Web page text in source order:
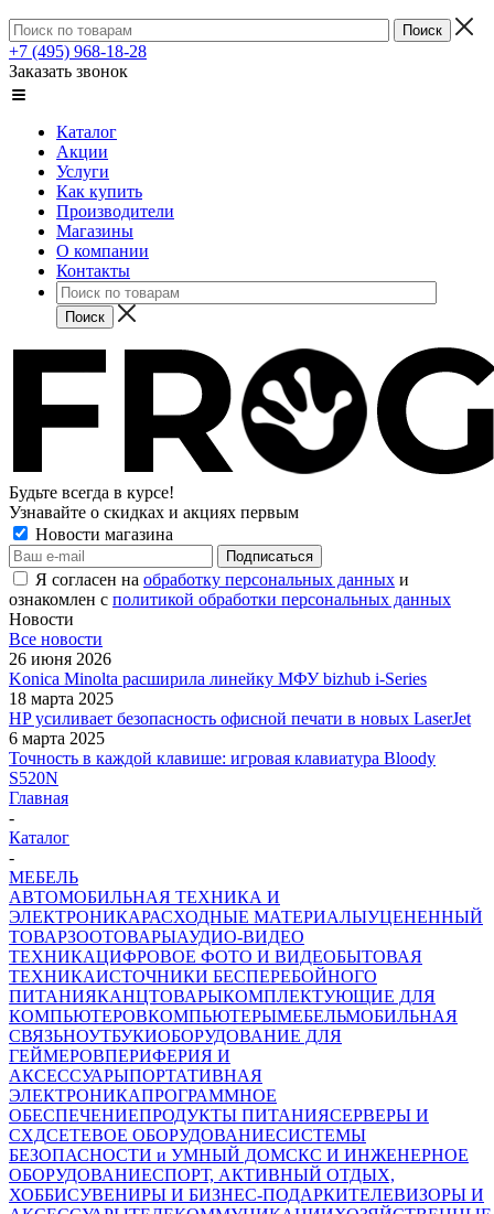
+7 (495) 968-18-28
Заказать звонок
Каталог
Акции
Услуги
Как купить
Производители
Магазины
О компании
Контакты
Будьте всегда в курсе!
Узнавайте о скидках и акциях первым
Новости магазина
Я согласен на обработку персональных данных и
ознакомлен с политикой обработки персональных данных
Новости
Все новости
26 июня 2026
Konica Minolta расширила линейку МФУ bizhub i-Series
18 марта 2025
HP усиливает безопасность офисной печати в новых LaserJet
6 марта 2025
Точность в каждой клавише: игровая клавиатура Bloody
S520N
Главная
-
Каталог
-
МЕБЕЛЬ
АВТОМОБИЛЬНАЯ ТЕХНИКА И
ЭЛЕКТРОНИКАРАСХОДНЫЕ МАТЕРИАЛЫУЦЕНЕННЫЙ
ТОВАРЗООТОВАРЫАУДИО-ВИДЕО
ТЕХНИКАЦИФРОВОЕ ФОТО И ВИДЕОБЫТОВАЯ
ТЕХНИКАИСТОЧНИКИ БЕСПЕРЕБОЙНОГО
ПИТАНИЯКАНЦТОВАРЫКОМПЛЕКТУЮЩИЕ ДЛЯ
КОМПЬЮТЕРОВКОМПЬЮТЕРЫМЕБЕЛЬМОБИЛЬНАЯ
СВЯЗЬНОУТБУКИОБОРУДОВАНИЕ ДЛЯ
ГЕЙМЕРОВПЕРИФЕРИЯ И
АКСЕССУАРЫПОРТАТИВНАЯ
ЭЛЕКТРОНИКАПРОГРАММНОЕ
ОБЕСПЕЧЕНИЕПРОДУКТЫ ПИТАНИЯСЕРВЕРЫ И
СХДСЕТЕВОЕ ОБОРУДОВАНИЕСИСТЕМЫ
БЕЗОПАСНОСТИ и УМНЫЙ ДОМСКС И ИНЖЕНЕРНОЕ
ОБОРУДОВАНИЕСПОРТ, АКТИВНЫЙ ОТДЫХ,
ХОББИСУВЕНИРЫ И БИЗНЕС-ПОДАРКИТЕЛЕВИЗОРЫ И